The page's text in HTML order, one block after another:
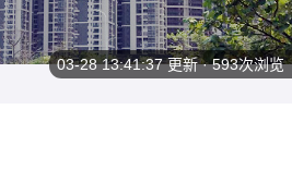
03-28 13:41:37更新 · 593次浏览